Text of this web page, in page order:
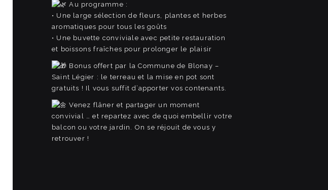
Au programme :
• Une large sélection de fleurs, plantes et herbes
aromatiques pour tous les goûts
• Une buvette conviviale avec petite restauration
et boissons fraîches pour prolonger le plaisir
Bonus offert par la Commune de Blonay –
Saint Légier : le terreau et la mise en pot sont
gratuits ! Il vous suffit d’apporter vos contenants.
Venez flâner et partager un moment
convivial … et repartez avec de quoi embellir votre
balcon ou votre jardin. On se réjouit de vous y
retrouver !